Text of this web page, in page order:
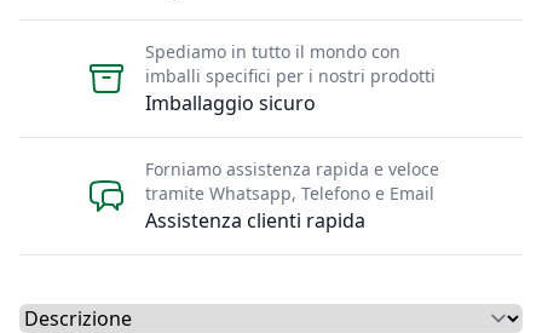
Imballaggio sicuro
Spediamo in tutto il mondo con
imballi specifici per i nostri prodotti
Assistenza clienti rapida
Forniamo assistenza rapida e veloce
tramite Whatsapp, Telefono e Email
Select a tab